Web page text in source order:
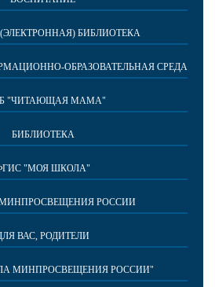
БИБЛИОТЕКА
ОБРАЗОВАТЕЛЬНАЯ СРЕДА
"ЧИТАЮЩАЯ МАМА"
БИБЛИОТЕКА
"МОЯ ШКОЛА"
РОССИИ
ВАС, РОДИТЕЛИ
МИНПРОСВЕЩЕНИЯ РОССИИ"